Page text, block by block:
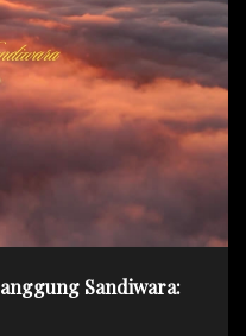
Sandiwara: